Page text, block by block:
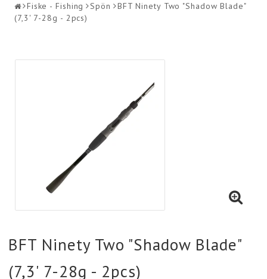
Fiske - Fishing Spön
BFT Ninety Two "Shadow Blade"
(7,3' 7-28g - 2pcs)
BFT Ninety Two "Shadow Blade"
(7,3' 7-28g - 2pcs)